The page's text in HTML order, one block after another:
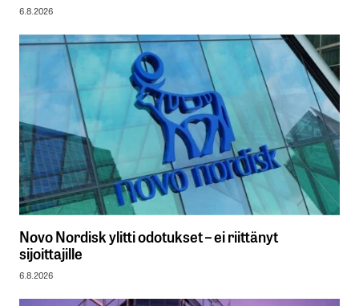
6.8.2026
Novo Nordisk ylitti odotukset – ei riittänyt
sijoittajille
6.8.2026